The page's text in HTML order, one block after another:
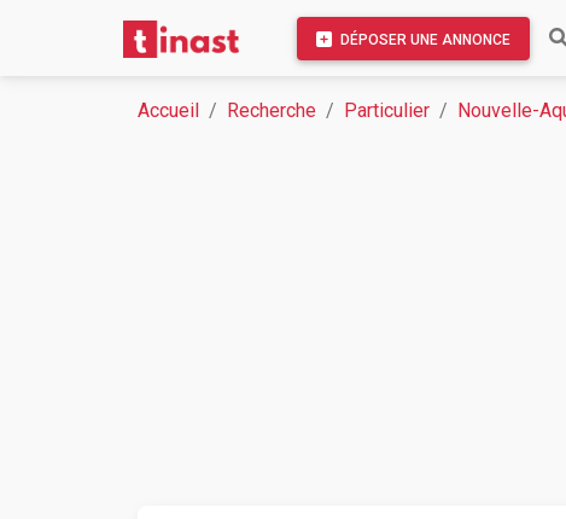
DÉPOSER UNE ANNONCE
Accueil Recherche Particulier Nouvelle-